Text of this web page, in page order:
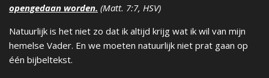
opengedaan worden. (Matt. 7:7, HSV)
Natuurlijk is het niet zo dat ik altijd krijg wat ik wil van mijn
hemelse Vader. En we moeten natuurlijk niet prat gaan op
één bijbeltekst.